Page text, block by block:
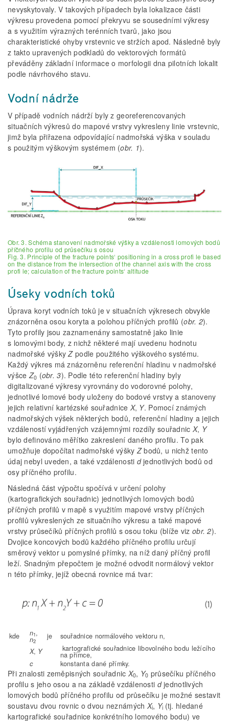
nevyskytovaly. V takových případech byla lokalizace části
výkresu provedena pomocí překryvu se sousedními výkresy
a s využitím výrazných terénních tvarů, jako jsou
charakteristické ohyby vrstevnic ve stržích apod. Následně byly
z takto upravených podkladů do vektorových formátů
převáděny základní informace o morfologii dna pilotních lokalit
podle návrhového stavu.
Vodní nádrže
V případě vodních nádrží byly z georeferencovaných
situačních výkresů do mapové vrstvy vykresleny linie vrstevnic,
jimž byla přiřazena odpovídající nadmořská výška v souladu
s použitým výškovým systémem (obr. 1).
Obr. 3. Schéma stanovení nadmořské výšky a vzdálenosti lomových bodů
příčného profilu od průsečíku s osou
Fig. 3. Principle of the fracture points‘ positioning in a cross profi le based
on the distance from the intersection of the channel axis with the cross
profi le; calculation of the fracture points‘ altitude
Úseky vodních toků
Úprava koryt vodních toků je v situačních výkresech obvykle
znázorněna osou koryta a polohou příčných profilů (obr. 2).
Tyto profily jsou zaznamenány samostatně jako linie
s lomovými body, z nichž některé mají uvedenu hodnotu
nadmořské výškyZpodle použitého výškového systému.
Každý výkres má znázorněnu referenční hladinu v nadmořské
výšce Z0 (obr. 3). Podle této referenční hladiny byly
digitalizované výkresy vyrovnány do vodorovné polohy,
jednotlivé lomové body uloženy do bodové vrstvy a stanoveny
jejich relativní kartézské souřadnice X, Y. Pomocí známých
nadmořských výšek některých bodů, referenční hladiny a jejich
vzdáleností vyjádřených vzájemnými rozdíly souřadnic X, Y
bylo definováno měřítko zakreslení daného profilu. To pak
umožňuje dopočítat nadmořské výšky Zbodů, u nichž tento
údaj nebyl uveden, a také vzdálenosti djednotlivých bodů od
osy příčného profilu.
Následná část výpočtu spočívá v určení polohy
(kartografických souřadnic) jednotlivých lomových bodů
příčných profilů v mapě s využitím mapové vrstvy příčných
profilů vykreslených ze situačního výkresu a také mapové
vrstvy průsečíků příčných profilů s osou toku (blíže viz obr. 2).
Dvojice koncových bodů každého příčného profilu určují
směrový vektor u pomyslné přímky, na níž daný příčný profil
leží. Snadným přepočtem je možné odvodit normálový vektor
n této přímky, jejíž obecná rovnice má tvar:
kde n1,
n2
je
souřadnice normálového vektoru n,
X, Y kartografické souřadnice libovolného bodu ležícího
na přímce,
c
konstanta dané přímky.
Při znalosti zeměpisných souřadnic X0, Y0 průsečíku příčného
profilu s jeho osou a na základě vzdálenosti djednotlivých
lomových bodů příčného profilu od průsečíku je možné sestavit
soustavu dvou rovnic o dvou neznámých Xi, Yi (tj. hledané
kartografické souřadnice konkrétního lomového bodu) ve